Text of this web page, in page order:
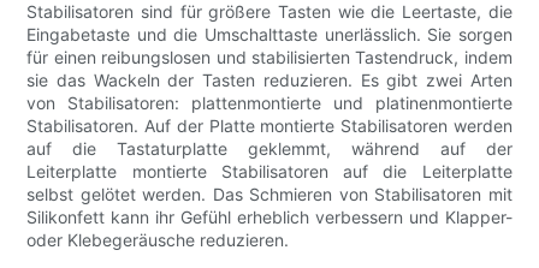
Stabilisatoren sind für größere Tasten wie die Leertaste, die
Eingabetaste und die Umschalttaste unerlässlich. Sie sorgen
für einen reibungslosen und stabilisierten Tastendruck, indem
sie das Wackeln der Tasten reduzieren. Es gibt zwei Arten
von Stabilisatoren: plattenmontierte und platinenmontierte
Stabilisatoren. Auf der Platte montierte Stabilisatoren werden
auf die Tastaturplatte geklemmt, während auf der
Leiterplatte montierte Stabilisatoren auf die Leiterplatte
selbst gelötet werden. Das Schmieren von Stabilisatoren mit
Silikonfett kann ihr Gefühl erheblich verbessern und Klapper-
oder Klebegeräusche reduzieren.